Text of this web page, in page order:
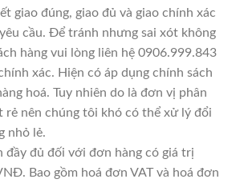
giao đúng, giao đủ và giao chính xác
cầu. Để tránh nhưng sai xót không
hàng vui lòng liên hệ 0906.999.843
xác. Hiện có áp dụng chính sách
hoá. Tuy nhiên do là đơn vị phân
rẻ nên chúng tôi khó có thể xử lý đổi
nhỏ lẻ.
đầy đủ đối với đơn hàng có giá trị
Bao gồm hoá đơn VAT và hoá đơn